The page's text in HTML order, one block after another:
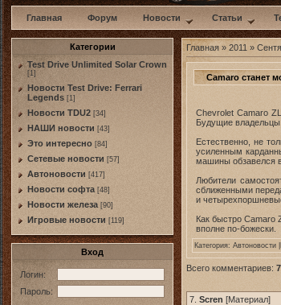
Главная Форум Новости Статьи
Категории
Test Drive Unlimited Solar Crown
[1]
Новости Test Drive: Ferrari
Legends [1]
Новости TDU2 [34]
НАШИ новости [43]
Это интересно [84]
Сетевые новости [57]
Автоновости [417]
Новости софта [48]
Новоcти железа [90]
Игровые новости [119]
Вход
Логин:
Пароль:
Главная » 2011 »
Camaro станет
Chevrolet Camaro
Будущие владельцы
Естественно, не
усиленным
машины обзавелся
Любители
сближенными
и
Как быстро Camaro
вполне по-божески.
Категория: Автоновости
Всего комментариев: 7
7. Scren [Материал]